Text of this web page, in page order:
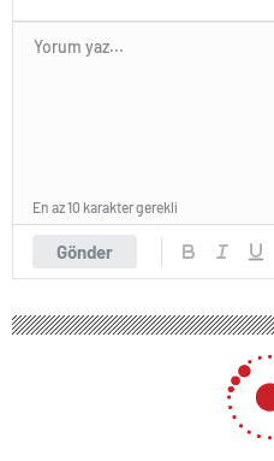
Gönder
En az 10 karakter gerekli